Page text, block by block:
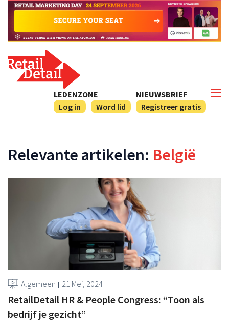
NIEUWSBRIEF
Registreer gratis
LEDENZONE
Log in
Word lid
Relevante artikelen: België
Algemeen 21 Mei, 2024
RetailDetail HR & People Congress: “Toon als
bedrijf je gezicht”